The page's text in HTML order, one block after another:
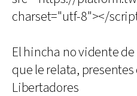
charset="utf-8"></
El hincha no vidente
que le relata,
Libertadores